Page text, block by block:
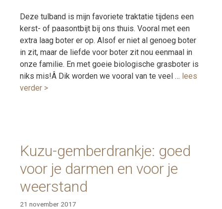
Deze tulband is mijn favoriete traktatie tijdens een
kerst- of paasontbijt bij ons thuis. Vooral met een
extra laag boter er op. Alsof er niet al genoeg boter
in zit, maar de liefde voor boter zit nou eenmaal in
onze familie. En met goeie biologische grasboter is
niks mis!Â Dik worden we vooral van te veel … lees
verder >
Kuzu-gemberdrankje: goed
voor je darmen en voor je
weerstand
21 november 2017